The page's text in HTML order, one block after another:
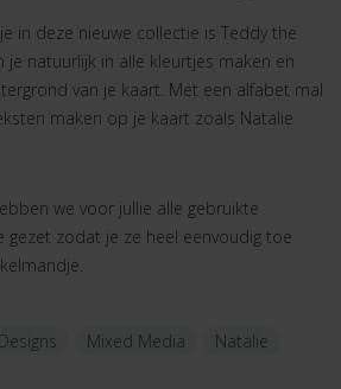
in deze nieuwe collectie is Teddy the
je natuurlijk in alle kleurtjes maken en
van je kaart. Met een alfabet mal
maken op je kaart zoals Natalie
we voor jullie alle gebruikte
gezet zodat je ze heel eenvoudig toe
Mixed Media Natalie